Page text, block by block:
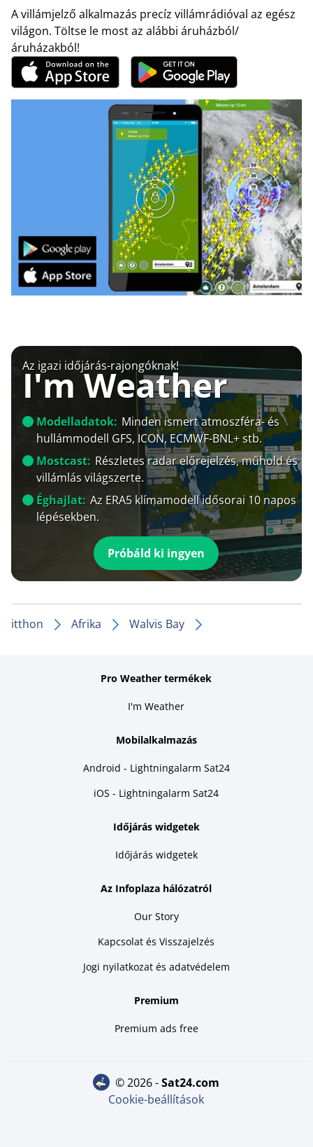
A villámjelző alkalmazás precíz villámrádióval az egész
világon. Töltse le most az alábbi áruházból/
áruházakból!
Az igazi időjárás-rajongóknak!
I'm Weather
Modelladatok: Minden ismert atmoszféra- és
hullámmodell GFS, ICON, ECMWF-BNL+ stb.
Mostcast: Részletes radar előrejelzés, műhold és
villámlás világszerte.
Éghajlat: Az ERA5 klímamodell idősorai 10 napos
lépésekben.
Próbáld ki ingyen
itthon Afrika Walvis Bay
Pro Weather termékek
I'm Weather
Mobilalkalmazás
Android - Lightningalarm Sat24
iOS - Lightningalarm Sat24
Időjárás widgetek
Időjárás widgetek
Az Infoplaza hálózatról
Our Story
Kapcsolat és Visszajelzés
Jogi nyilatkozat és adatvédelem
Premium
Premium ads free
© 2026 - sat24.com
Cookie-beállítások